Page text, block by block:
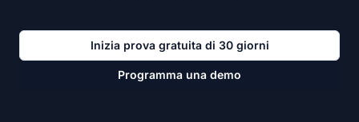
Inizia prova gratuita di 30 giorni
Programma una demo